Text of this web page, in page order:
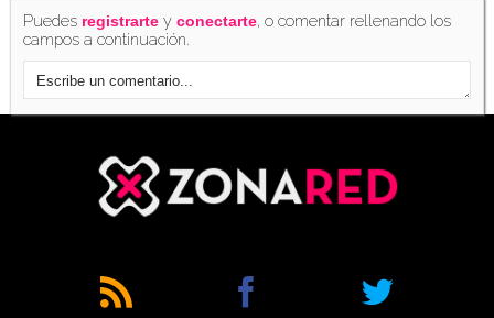
Cientos de pokémon pasean por el segundo
'Detective Pikachu': Un Universo Pokémon
Cinematográfico es posible
Puedes registrarte yconectarte, o comentar rellenando los
campos a continuación.